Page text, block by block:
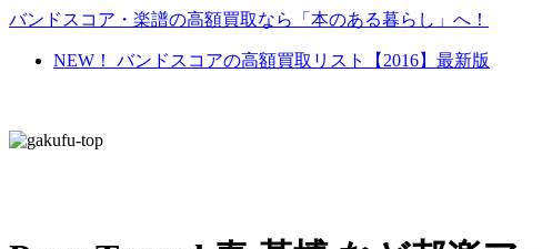
バンドスコア・楽譜の高額買取なら「本のある暮らし」へ！
NEW！ バンドスコアの高額買取リスト【2016】最新版